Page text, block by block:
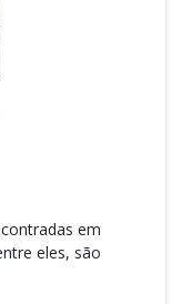
em
eles, são